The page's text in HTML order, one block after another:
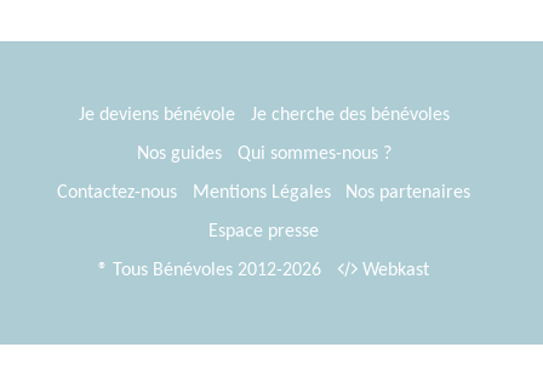
Je deviens bénévole
Je cherche des bénévoles
Nos guides
Qui sommes-nous ?
Contactez-nous
Mentions Légales
Nos partenaires
Espace presse
® Tous Bénévoles 2012-2026
Webkast